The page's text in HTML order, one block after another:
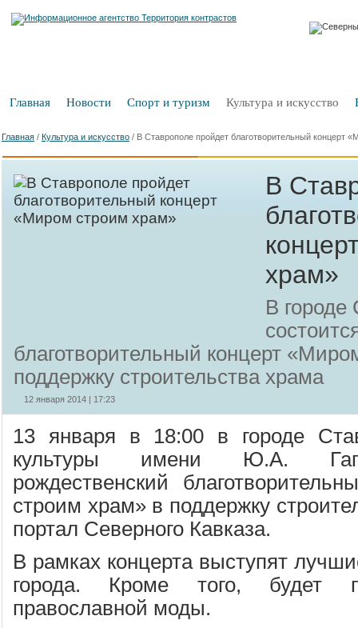
Главная Новости Спорт и туризм Культура и искусство
Главная / Культура и искусство / В Ставрополе пройдет благотворительный концерт
В
храм»
В городе
благотворительный концерт
поддержку строительства храма
12 января 2014 | 17:23
13 января в 18:00 в городе
культуры имени Ю.А.
рождественский
строим храм» в поддержку
портал Северного Кавказа.
В рамках концерта выступят
города. Кроме того, будет
православной моды.